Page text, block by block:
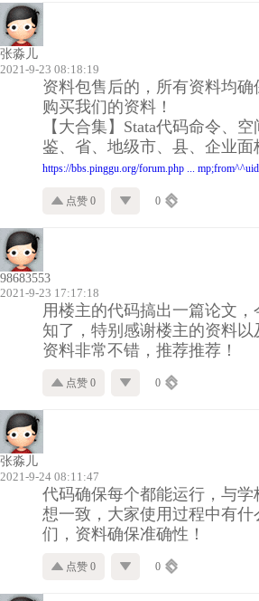
张淼儿
2021-9-23 08:18:19
资料包售后的，所有资料均
购买我们的资料！
【大合集】Stata代码命令、
鉴、省、地级市、县、企业面
https://bbs.pinggu.org/forum.php ...
点赞 0 0
98683553
2021-9-23 17:17:18
用楼主的代码搞出一篇论文
知了，特别感谢楼主的资料以
资料非常不错，推荐推荐！
点赞 0 0
张淼儿
2021-9-24 08:11:47
代码确保每个都能运行，与
想一致，大家使用过程中有
们，资料确保准确性！
点赞 0 0